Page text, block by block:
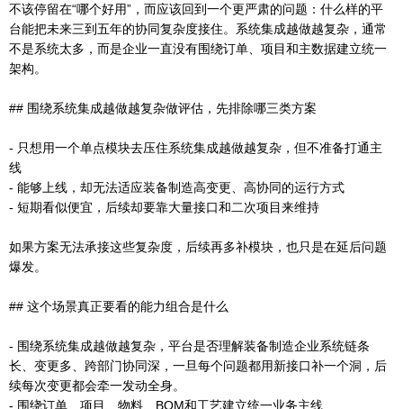
不该停留在“哪个好用”，而应该回到一个更严肃的问题：什么样的平
台能把未来三到五年的协同复杂度接住。系统集成越做越复杂，通常
不是系统太多，而是企业一直没有围绕订单、项目和主数据建立统一
架构。
## 围绕系统集成越做越复杂做评估，先排除哪三类方案
- 只想用一个单点模块去压住系统集成越做越复杂，但不准备打通主
线
- 能够上线，却无法适应装备制造高变更、高协同的运行方式
- 短期看似便宜，后续却要靠大量接口和二次项目来维持
如果方案无法承接这些复杂度，后续再多补模块，也只是在延后问题
爆发。
## 这个场景真正要看的能力组合是什么
- 围绕系统集成越做越复杂，平台是否理解装备制造企业系统链条
长、变更多、跨部门协同深，一旦每个问题都用新接口补一个洞，后
续每次变更都会牵一发动全身。
- 围绕订单、项目、物料、BOM和工艺建立统一业务主线